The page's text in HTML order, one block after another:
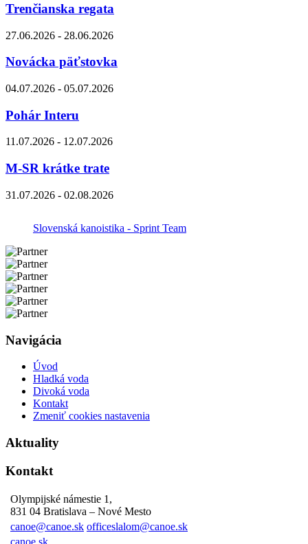
Trenčianska regata
27.06.2026 - 28.06.2026
Novácka päťstovka
04.07.2026 - 05.07.2026
Pohár Interu
11.07.2026 - 12.07.2026
M-SR krátke trate
31.07.2026 - 02.08.2026
Slovenská kanoistika - Sprint Team
Navigácia
Úvod
Hladká voda
Divoká voda
Kontakt
Zmeniť cookies nastavenia
Aktuality
Kontakt
Olympijské námestie 1,
831 04 Bratislava – Nové Mesto
canoe@canoe.sk officeslalom@canoe.sk